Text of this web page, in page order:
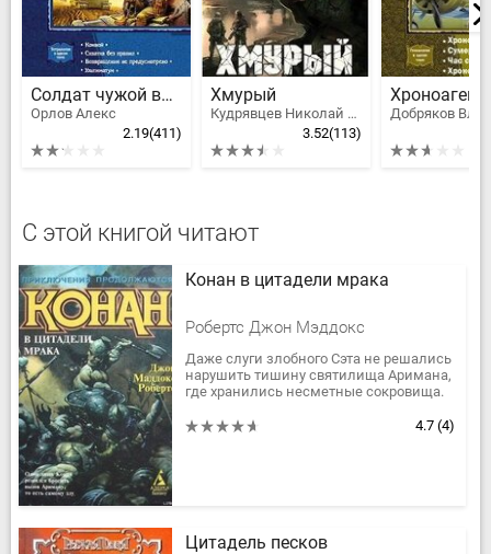
Солдат чужой войны
Орлов Алекс
2.19(411)
Хмурый
Кудрявцев Николай Федорович
3.52(113)
С этой книгой читают
Конан в цитадели мрака
Робертс Джон Мэддокс
Даже слуги злобного Сэта не решались
нарушить тишину святилища Аримана,
где хранились несметные сокровища.
покровитель будет бессилен...
4.7 (4)
Цитадель песков